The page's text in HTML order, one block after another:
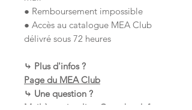
● Remboursement impossible
● Accès au catalogue MEA Club
délivré sous 72 heures
⤷ Plus d'infos ?
Page du MEA Club
⤷ Une question ?
Mail à serviceclient@meabook.fr